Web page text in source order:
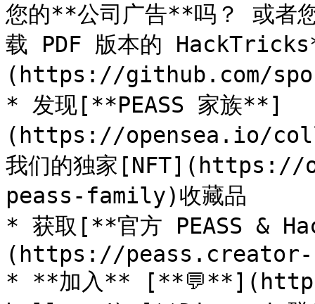
您的**公司广告**吗？ 或者
载 PDF 版本的
(https://github.com/
* 发现[**PEASS 家族**]
(https://opensea.io/
我们的独家
peass-family)收藏品
* 获取[**官方 PEASS &
(https://peass.creator-
* **加入**